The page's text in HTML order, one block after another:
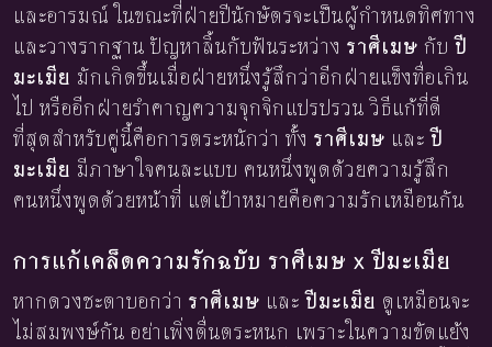
และอารมณ์ ในขณะที่ฝ่ายปีนักษัตรจะเป็นผู้กำหนดทิศทาง
และวางรากฐาน ปัญหาลิ้นกับฟันระหว่าง ราศีเมษ กับปี
มะเมีย มักเกิดขึ้นเมื่อฝ่ายหนึ่งรู้สึกว่าอีกฝ่ายแข็งทื่อเกิน
ไป หรืออีกฝ่ายรำคาญความจุกจิกแปรปรวน วิธีแก้ที่ดี
ที่สุดสำหรับคู่นี้คือการตระหนักว่า ทั้ง ราศีเมษ และปี
มะเมีย มีภาษาใจคนละแบบ คนหนึ่งพูดด้วยความรู้สึก
คนหนึ่งพูดด้วยหน้าที่ แต่เป้าหมายคือความรักเหมือนกัน
การแก้เคล็ดความรักฉบับ ราศีเมษ x ปีมะเมีย
หากดวงชะตาบอกว่า ราศีเมษ และปีมะเมีย ดูเหมือนจะ
ไม่สมพงษ์กัน อย่าเพิ่งตื่นตระหนก เพราะในความขัดแย้ง